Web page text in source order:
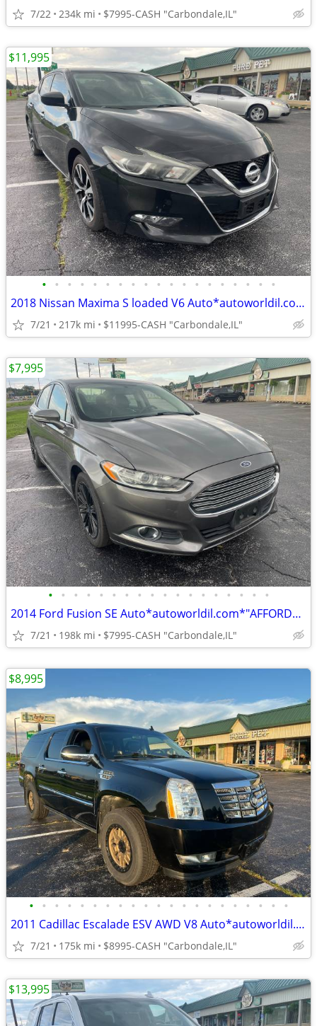
7/22 234k mi $7995-CASH "Carbondale,IL"
• • • • • • • • • • • • • • • • • • •
2018 Nissan Maxima S loaded V6 Auto*autoworldil.com*WELL MAINTAINED/V6
7/21 217k mi $11995-CASH "Carbondale,IL"
$11,995
• • • • • • • • • • • • • • • • • •
2014 Ford Fusion SE Auto*autoworldil.com*"AFFORDABLE/GOOD GAS MILEAGE"
7/21 198k mi $7995-CASH "Carbondale,IL"
$7,995
• • • • • • • • • • • • • • • • • • • • •
2011 Cadillac Escalade ESV AWD V8 Auto*autoworldil.com*LOADED/3rd ROW
7/21 175k mi $8995-CASH "Carbondale,IL"
$8,995
$13,995